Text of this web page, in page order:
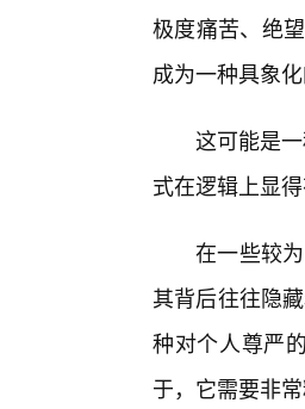
极度痛苦、绝
成为一种具象化
这可能是
式在逻辑上显得
在一些较
其背后往往隐
种对个人尊严
于，它需要非